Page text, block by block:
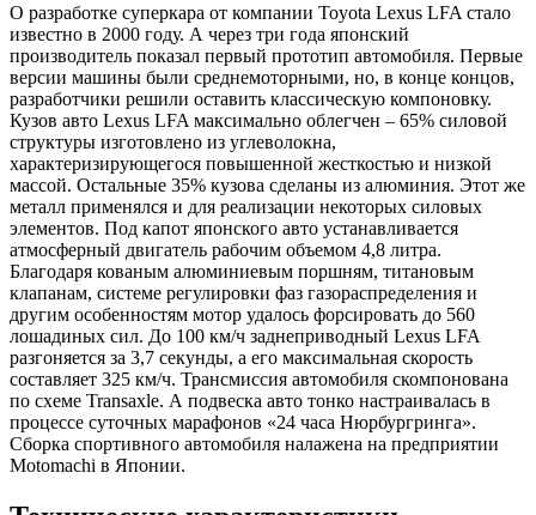
О разработке суперкара от компании Toyota Lexus LFA стало
известно в 2000 году. А через три года японский
производитель показал первый прототип автомобиля. Первые
версии машины были среднемоторными, но, в конце концов,
разработчики решили оставить классическую компоновку.
Кузов авто Lexus LFA максимально облегчен – 65% силовой
структуры изготовлено из углеволокна,
характеризирующегося повышенной жесткостью и низкой
массой. Остальные 35% кузова сделаны из алюминия. Этот же
металл применялся и для реализации некоторых силовых
элементов. Под капот японского авто устанавливается
атмосферный двигатель рабочим объемом 4,8 литра.
Благодаря кованым алюминиевым поршням, титановым
клапанам, системе регулировки фаз газораспределения и
другим особенностям мотор удалось форсировать до 560
лошадиных сил. До 100 км/ч заднеприводный Lexus LFA
разгоняется за 3,7 секунды, а его максимальная скорость
составляет 325 км/ч. Трансмиссия автомобиля скомпонована
по схеме Transaxle. А подвеска авто тонко настраивалась в
процессе суточных марафонов «24 часа Нюрбургринга».
Сборка спортивного автомобиля налажена на предприятии
Motomachi в Японии.